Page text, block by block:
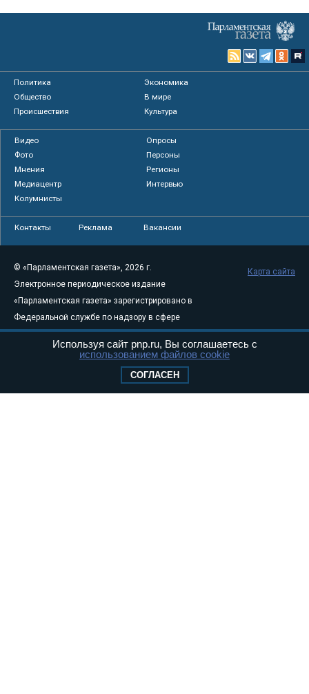
Политика
Экономика
Общество
В мире
Происшествия
Культура
Видео
Опросы
Фото
Персоны
Мнения
Регионы
Медиацентр
Интервью
Колумнисты
Контакты Реклама Вакансии
© «Парламентская газета», 2026 г.
Электронное периодическое издание
«Парламентская газета» зарегистрировано в
Федеральной службе по надзору в сфере
связи, информационных технологий и
массовых коммуникаций (Роскомнадзор) 05
Свидетельство о регистрации Эл № ФС77-
Карта сайта
Используя сайт pnp.ru, Вы соглашаетесь с
использованием файлов cookie
СОГЛАСЕН